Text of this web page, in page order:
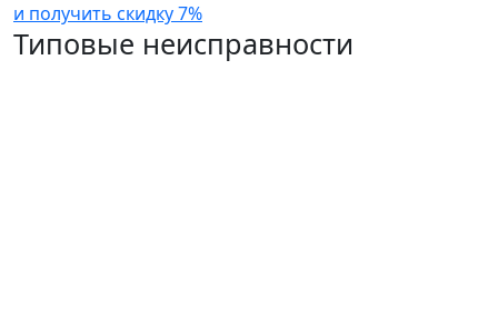
и получить скидку 7%
Типовые неисправности